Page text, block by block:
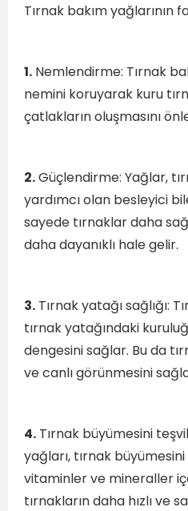
Tırnak bakım yağlarının
1. Nemlendirme: Tırnak
nemini koruyarak kuru
çatlakların oluşmasını
2.Güçlendirme: Yağlar,
yardımcı olan besleyici
sayede tırnaklar daha
daha dayanıklı hale gelir.
3. Tırnak yatağı sağlığı:
tırnak yatağındaki
dengesini sağlar. Bu da
ve canlı görünmesini
4. Tırnak büyümesini
yağları, tırnak
vitaminler ve mineraller
tırnakların daha hızlı ve